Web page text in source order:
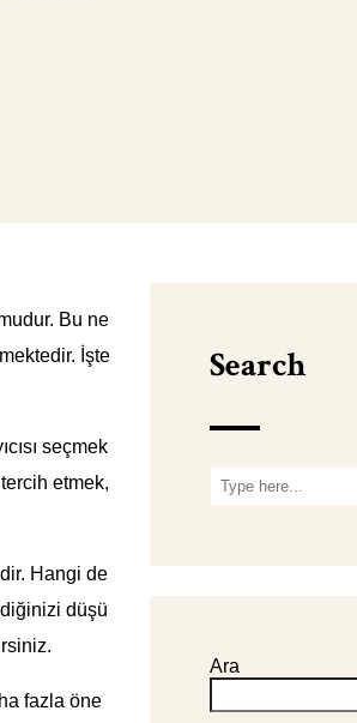
Bu ne
İşte
seçmek
etmek,
Hangi de
düşü
fazla öne
Search
Ara